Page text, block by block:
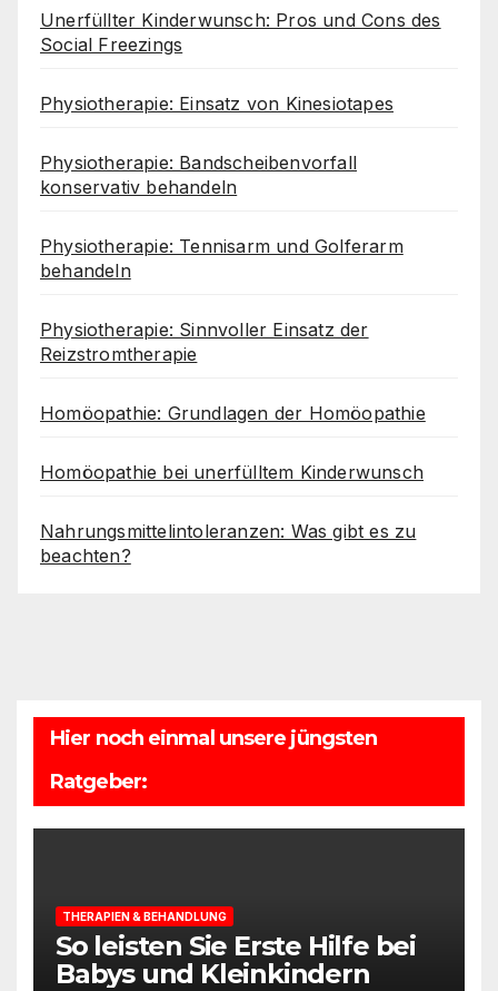
Unerfüllter Kinderwunsch: Pros und Cons des
Social Freezings
Physiotherapie: Einsatz von Kinesiotapes
Physiotherapie: Bandscheibenvorfall
konservativ behandeln
Physiotherapie: Tennisarm und Golferarm
behandeln
Physiotherapie: Sinnvoller Einsatz der
Reizstromtherapie
Homöopathie: Grundlagen der Homöopathie
Homöopathie bei unerfülltem Kinderwunsch
Nahrungsmittelintoleranzen: Was gibt es zu
beachten?
Hier noch einmal unsere jüngsten
Ratgeber:
THERAPIEN & BEHANDLUNG
So leisten Sie Erste Hilfe bei
Babys und Kleinkindern